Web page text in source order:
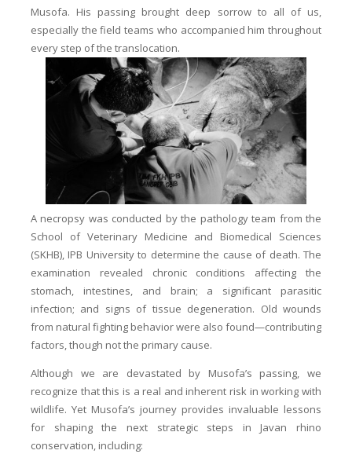
Musofa. His passing brought deep sorrow to all of us,
especially the field teams who accompanied him throughout
every step of the translocation.
A necropsy was conducted by the pathology team from the
School of Veterinary Medicine and Biomedical Sciences
(SKHB), IPB University to determine the cause of death. The
examination revealed chronic conditions affecting the
stomach, intestines, and brain; a significant parasitic
infection; and signs of tissue degeneration. Old wounds
from natural fighting behavior were also found—contributing
factors, though not the primary cause.
Although we are devastated by Musofa’s passing, we
recognize that this is a real and inherent risk in working with
wildlife. Yet Musofa’s journey provides invaluable lessons
for shaping the next strategic steps in Javan rhino
conservation, including: